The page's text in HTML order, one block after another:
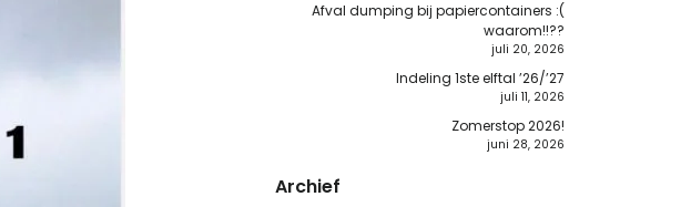
Afval dumping bij papiercontainers :(
waarom!!??
juli 20, 2026
Indeling 1ste elftal ’26/’27
juli 11, 2026
Zomerstop 2026!
juni 28, 2026
Archief